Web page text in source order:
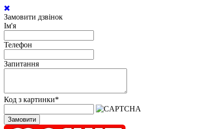
Замовити дзвінок
Ім'я
Телефон
Запитання
Код з картинки*
Замовити